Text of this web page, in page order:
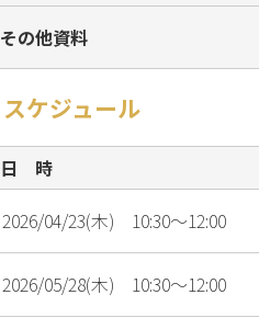
その他資料
スケジュール
日 時
2026/04/23(木) 10:30～12:00
2026/05/28(木) 10:30～12:00